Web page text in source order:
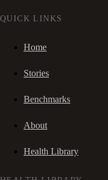
QUICK LINKS
Home
Stories
Benchmarks
About
Health Library